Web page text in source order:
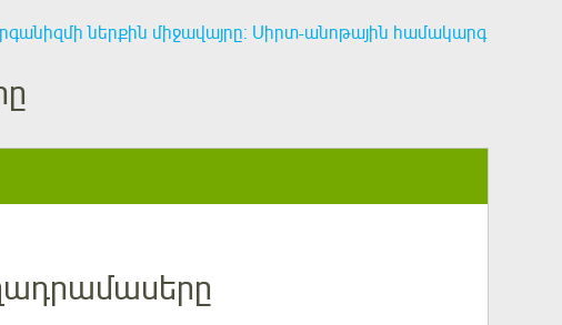
ներքին միջավայրը: Սիրտ-անոթային համակարգ